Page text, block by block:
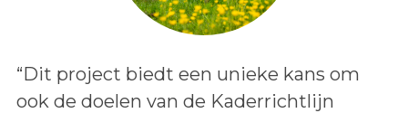
Lees het bericht:
“Dit project biedt een unieke kans om
ook de doelen van de Kaderrichtlijn